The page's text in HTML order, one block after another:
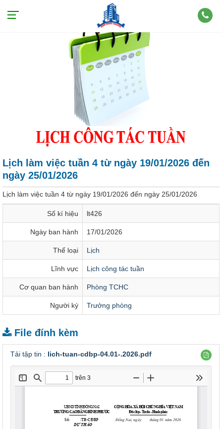
Lịch làm việc tuần 4 từ ngày 19/01/2026 đến
ngày 25/01/2026
Lịch làm việc tuần 4 từ ngày 19/01/2026 đến ngày 25/01/2026
Số kí hiệu lt426
Ngày ban hành 17/01/2026
Thể loại Lịch
Lĩnh vực Lịch công tác tuần
Cơ quan ban hành Phòng TCHC
Người ký Trưởng phòng
File đính kèm
Tải tập tin : lich-tuan-cdbp-04.01-.2026.pdf